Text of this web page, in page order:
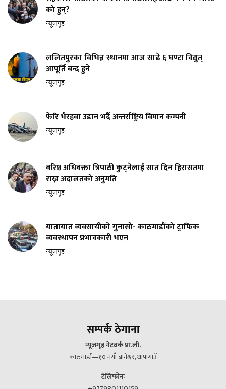
को हुन्?
न्यूजगृह
ललितपुरका विभिन्न स्थानमा आज साढे ६ घण्टा विद्युत्
आपूर्ति बन्द हुने
न्यूजगृह
फेरि भैरहवा उडान भर्दै अन्तर्राष्ट्रिय विमान कम्पनी
न्यूजगृह
वरिष्ठ अधिवक्ता त्रिपाठी कुट्नेलाई सात दिन हिरासतमा
राख्न अदालतको अनुमति
न्यूजगृह
यातायात व्यवसायीको गुनासो- काठमाडौंको ट्राफिक
व्यवस्थापन प्रभावकारी भएन
न्यूजगृह
सम्पर्क ठेगाना
न्यूजगृह नेटवर्क प्रा.ली.
काठमाडौं—१० नयाँ बानेश्वर, थापागाउँ
टेलिफोनः